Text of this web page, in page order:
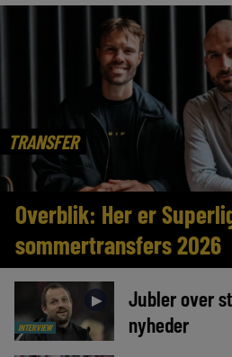
TRANSFER
Overblik: Her er
sommertransfers 2026
INTERVIEW
►
Jubler over
nyheder